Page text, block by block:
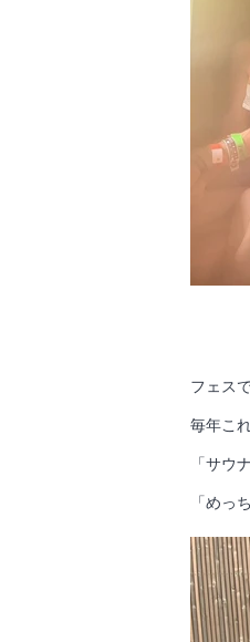
フェス
毎年こ
「サウ
「めっ